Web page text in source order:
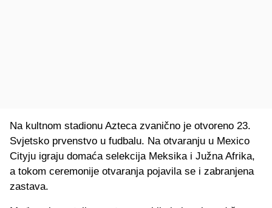
Na kultnom stadionu Azteca zvanično je otvoreno 23.
Svjetsko prvenstvo u fudbalu. Na otvaranju u Mexico
Cityju igraju domaća selekcija Meksika i Južna Afrika,
a tokom ceremonije otvaranja pojavila se i zabranjena
zastava.